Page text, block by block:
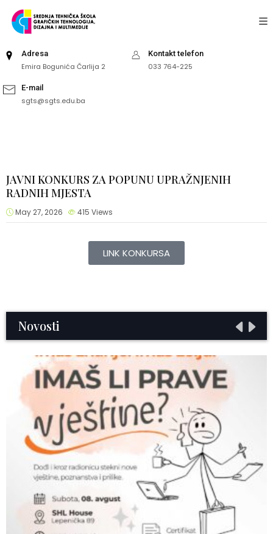
Adresa
Emira Bogunića Čarlija 2
Kontakt telefon
033 764-225
E-mail
sgts@sgts.edu.ba
JAVNI KONKURS ZA POPUNU UPRAŽNJENIH
RADNIH MJESTA
May 27, 2026 415 Views
LINK KONKURSA
Novosti